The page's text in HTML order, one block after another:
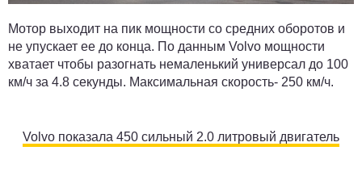
Мотор выходит на пик мощности со средних оборотов и
не упускает ее до конца. По данным Volvo мощности
хватает чтобы разогнать немаленький универсал до 100
км/ч за 4.8 секунды. Максимальная скорость- 250 км/ч.
Volvo показала 450 сильный 2.0 литровый двигатель